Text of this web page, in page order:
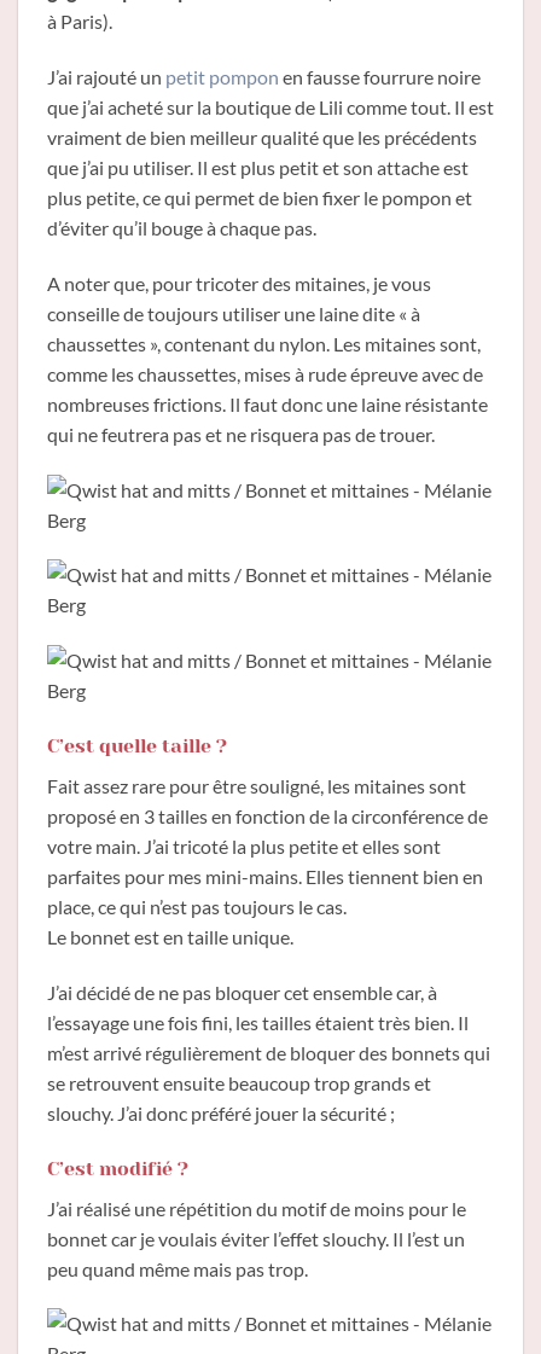
à Paris).
J’ai rajouté un petit pompon en fausse fourrure noire
que j’ai acheté sur la boutique de Lili comme tout. Il est
vraiment de bien meilleur qualité que les précédents
que j’ai pu utiliser. Il est plus petit et son attache est
plus petite, ce qui permet de bien fixer le pompon et
d’éviter qu’il bouge à chaque pas.
A noter que, pour tricoter des mitaines, je vous
conseille de toujours utiliser une laine dite « à
chaussettes », contenant du nylon. Les mitaines sont,
comme les chaussettes, mises à rude épreuve avec de
nombreuses frictions. Il faut donc une laine résistante
qui ne feutrera pas et ne risquera pas de trouer.
C’est quelle taille ?
Fait assez rare pour être souligné, les mitaines sont
proposé en 3 tailles en fonction de la circonférence de
votre main. J’ai tricoté la plus petite et elles sont
parfaites pour mes mini-mains. Elles tiennent bien en
place, ce qui n’est pas toujours le cas.
Le bonnet est en taille unique.
J’ai décidé de ne pas bloquer cet ensemble car, à
l’essayage une fois fini, les tailles étaient très bien. Il
m’est arrivé régulièrement de bloquer des bonnets qui
se retrouvent ensuite beaucoup trop grands et
slouchy. J’ai donc préféré jouer la sécurité ;
C’est modifié ?
J’ai réalisé une répétition du motif de moins pour le
bonnet car je voulais éviter l’effet slouchy. Il l’est un
peu quand même mais pas trop.